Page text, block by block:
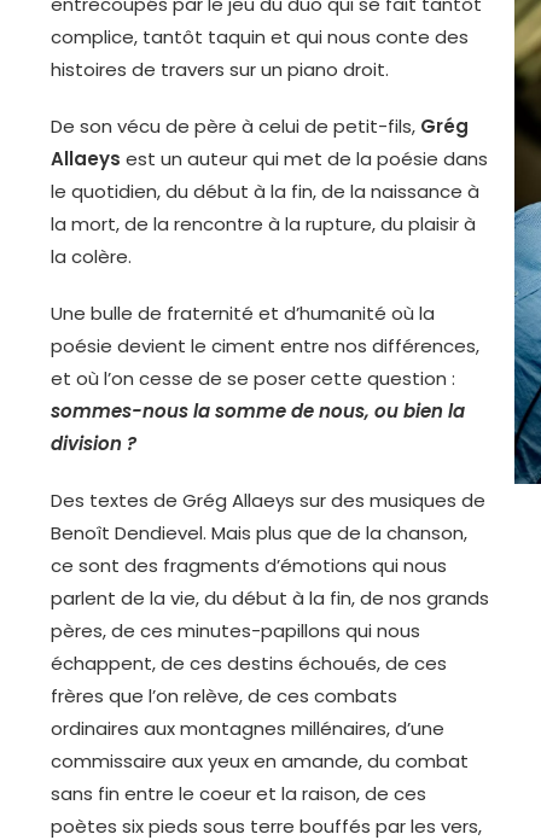
complice, tantôt taquin et qui nous conte des
histoires de travers sur un piano droit.
De son vécu de père à celui de petit-fils, Grég
Allaeys est un auteur qui met de la poésie dans
le quotidien, du début à la fin, de la naissance à
la mort, de la rencontre à la rupture, du plaisir à
la colère.
Une bulle de fraternité et d’humanité où la
poésie devient le ciment entre nos différences,
et où l’on cesse de se poser cette question :
sommes-nous la somme de nous, ou bien la
division ?
Des textes de Grég Allaeys sur des musiques de
Benoît Dendievel. Mais plus que de la chanson,
ce sont des fragments d’émotions qui nous
parlent de la vie, du début à la fin, de nos grands
pères, de ces minutes-papillons qui nous
échappent, de ces destins échoués, de ces
frères que l’on relève, de ces combats
ordinaires aux montagnes millénaires, d’une
commissaire aux yeux en amande, du combat
sans fin entre le coeur et la raison, de ces
poètes six pieds sous terre bouffés par les vers,